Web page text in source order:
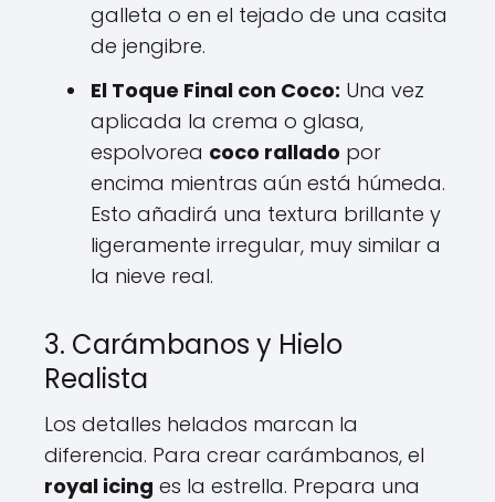
galleta o en el tejado de una casita
de jengibre.
El Toque Final con Coco: Una vez
aplicada la crema o glasa,
espolvorea coco rallado por
encima mientras aún está húmeda.
Esto añadirá una textura brillante y
ligeramente irregular, muy similar a
la nieve real.
3. Carámbanos y Hielo
Realista
Los detalles helados marcan la
diferencia. Para crear carámbanos, el
royal icing es la estrella. Prepara una